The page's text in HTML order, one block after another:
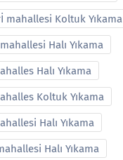
mahallesi Koltuk Yıkama
Halı Yıkama
Halı Yıkama
Koltuk Yıkama
Halı Yıkama
Halı Yıkama